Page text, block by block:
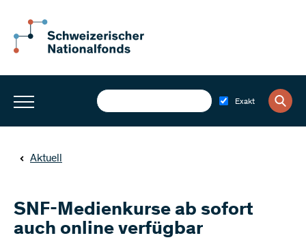
Exakt
Aktuell
SNF-Medienkurse ab sofort
auch online verfügbar